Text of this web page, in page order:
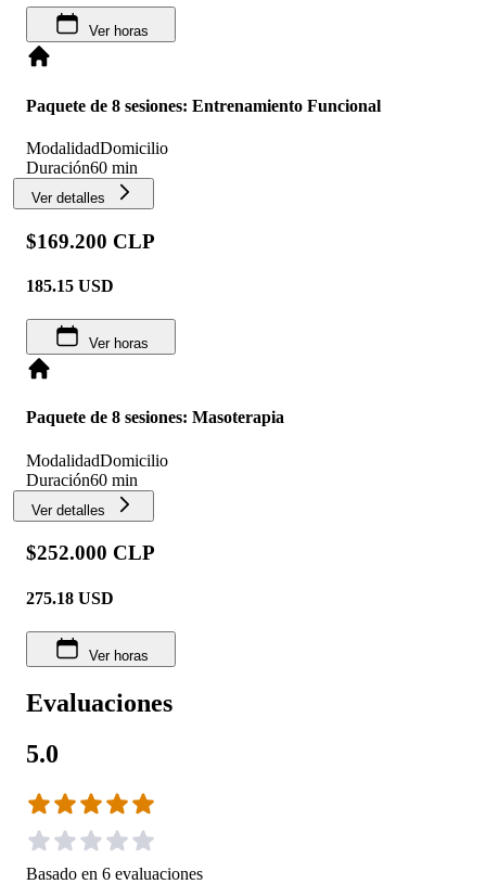
Ver horas
Paquete de 8 sesiones: Entrenamiento Funcional
ModalidadDomicilio
Duración60 min
Ver detalles
$169.200 CLP
185.15 USD
Ver horas
Paquete de 8 sesiones: Masoterapia
ModalidadDomicilio
Duración60 min
Ver detalles
$252.000 CLP
275.18 USD
Ver horas
Evaluaciones
5.0
Basado en 6 evaluaciones